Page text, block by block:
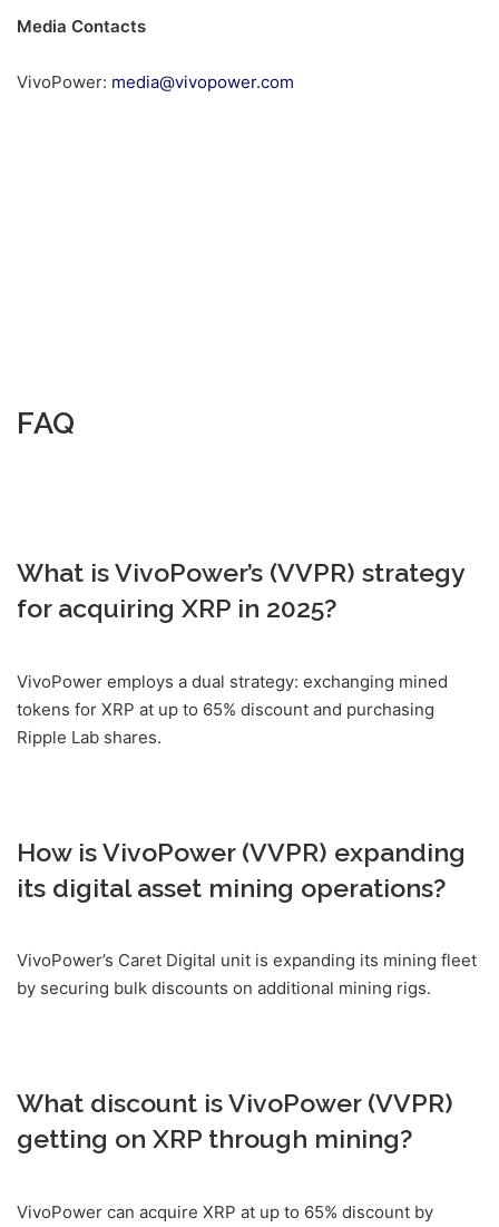
Media Contacts
VivoPower: media@vivopower.com
FAQ
What is VivoPower’s (VVPR) strategy
for acquiring XRP in 2025?
VivoPower employs a dual strategy: exchanging mined
tokens for XRP at up to 65% discount and purchasing
Ripple Lab shares.
How is VivoPower (VVPR) expanding
its digital asset mining operations?
VivoPower’s Caret Digital unit is expanding its mining fleet
by securing bulk discounts on additional mining rigs.
What discount is VivoPower (VVPR)
getting on XRP through mining?
VivoPower can acquire XRP at up to 65% discount by